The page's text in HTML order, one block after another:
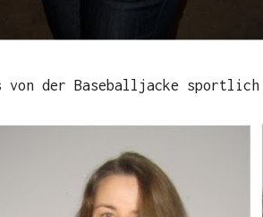
von der Baseballjacke